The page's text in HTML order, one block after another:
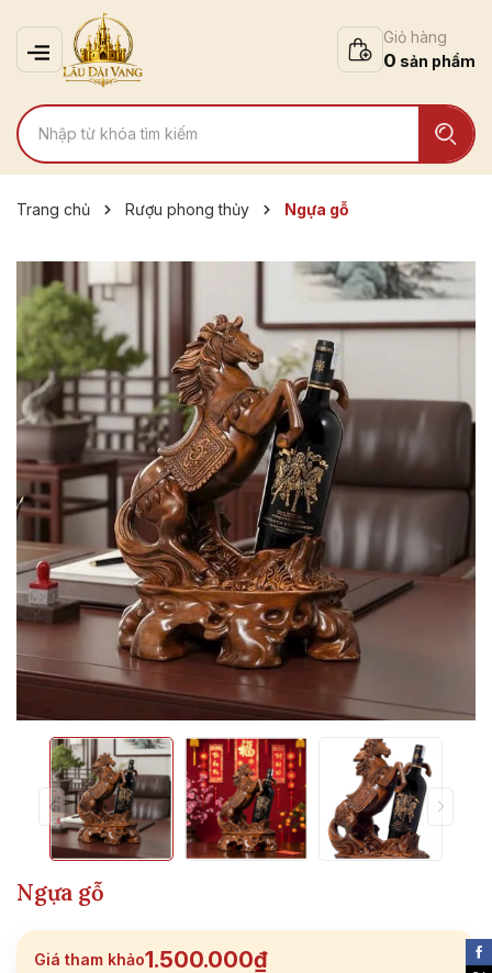
Giỏ hàng
0
Trang chủ Rượu phong thủy Ngựa gỗ
Ngựa gỗ
Giá tham khảo1.500.000₫